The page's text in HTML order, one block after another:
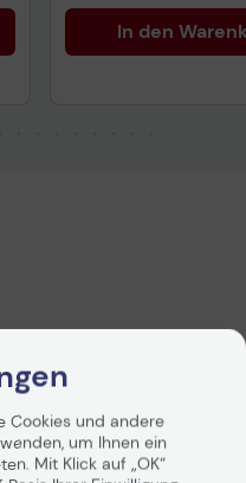
In den
Cookies und andere
um Ihnen ein
Mit Klick auf „OK“